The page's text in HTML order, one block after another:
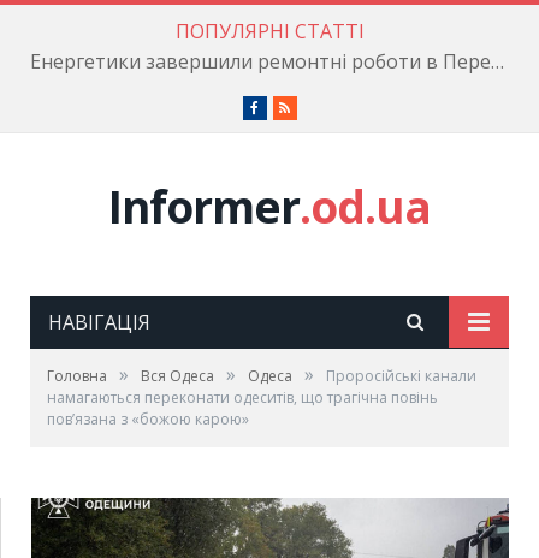
ПОПУЛЯРНІ СТАТТІ
Енергетики завершили ремонтні роботи в Пересипському районі
Facebook
RSS
Informer.od.ua
НАВІГАЦІЯ
Головна » Вся Одеса » Одеса »
Проросійські канали
намагаються переконати одеситів, що трагічна повінь
пов’язана з «божою карою»